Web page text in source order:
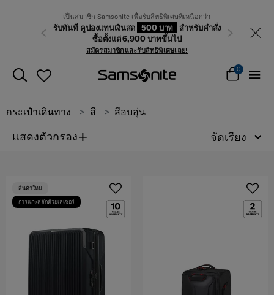
เป็นสมาชิก Samsonite เพื่อรับสิทธิพิเศษที่เหนือกว่า
รับทันที คูปองแทนเงินสด 500 บาท
สำหรับคำสั่ง
ซื้อตั้งแต่ 6,900 บาทขึ้นไป
สมัครสมาชิกและรับสิทธิพิเศษเลย!
ก่อนหน้า ถัดไป
0
กระเป๋าเดินทาง สี สีอบอุ่น
แสดงตัวกรอง+ จัดเรียง
การแกะสลักด้วยเลเซอร์
สินค้าใหม่